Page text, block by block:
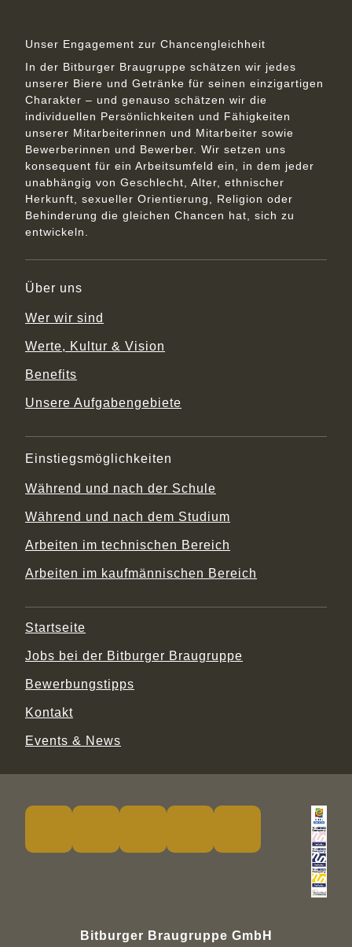
Unser Engagement zur Chancengleichheit
In der Bitburger Braugruppe schätzen wir jedes
unserer Biere und Getränke für seinen einzigartigen
Charakter – und genauso schätzen wir die
individuellen Persönlichkeiten und Fähigkeiten
unserer Mitarbeiterinnen und Mitarbeiter sowie
Bewerberinnen und Bewerber. Wir setzen uns
konsequent für ein Arbeitsumfeld ein, in dem jeder
unabhängig von Geschlecht, Alter, ethnischer
Herkunft, sexueller Orientierung, Religion oder
Behinderung die gleichen Chancen hat, sich zu
entwickeln.
Über uns
Wer wir sind
Werte, Kultur & Vision
Benefits
Unsere Aufgabengebiete
Einstiegsmöglichkeiten
Während und nach der Schule
Während und nach dem Studium
Arbeiten im technischen Bereich
Arbeiten im kaufmännischen Bereich
Startseite
Jobs bei der Bitburger Braugruppe
Bewerbungstipps
Kontakt
Events & News
Bitburger Braugruppe GmbH